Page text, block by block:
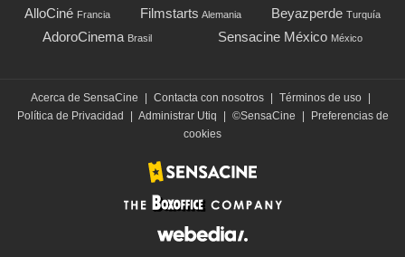
AlloCiné Francia Filmstarts Alemania Beyazperde Turquía
AdoroCinema Brasil Sensacine México México
Acerca de SensaCine | Contacta con nosotros | Términos de uso |
Política de Privacidad
| Administrar Utiq | ©SensaCine |
Preferencias de
cookies